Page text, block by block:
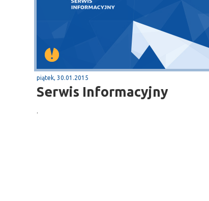
piątek, 30.01.2015
Serwis Informacyjny
.